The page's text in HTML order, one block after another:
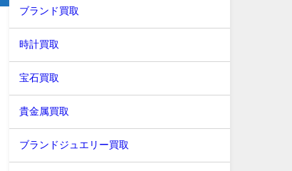
ブランド買取
時計買取
宝石買取
貴金属買取
ブランドジュエリー買取